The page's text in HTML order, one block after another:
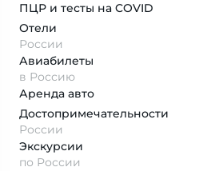
ПЦР и тесты на COVID
Отели
России
Авиабилеты
в Россию
Аренда авто
Достопримеча­тельности
России
Экскурсии
по России